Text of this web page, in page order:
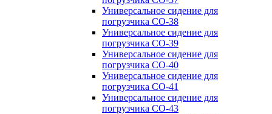
Универсальное сидение для
погрузчика CO-38
Универсальное сидение для
погрузчика CO-39
Универсальное сидение для
погрузчика CO-40
Универсальное сидение для
погрузчика CO-41
Универсальное сидение для
погрузчика CO-43